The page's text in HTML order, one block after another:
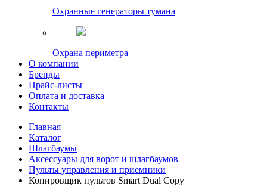
Охранные генераторы тумана
Охрана периметра
О компании
Бренды
Прайс-листы
Оплата и доставка
Контакты
Главная
Каталог
Шлагбаумы
Аксессуары для ворот и шлагбаумов
Пульты управления и приемники
Копировщик пультов Smart Dual Copy